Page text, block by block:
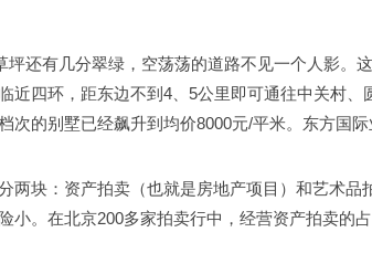
还有几分翠绿，空荡荡的道路不见一个人影。
近四环，距东边不到4、5公里即可通往中关村、
次的别墅已经飙升到均价8000元/平米。东方国际
两块：资产拍卖（也就是房地产项目）和艺术品
小。在北京200多家拍卖行中，经营资产拍卖的占